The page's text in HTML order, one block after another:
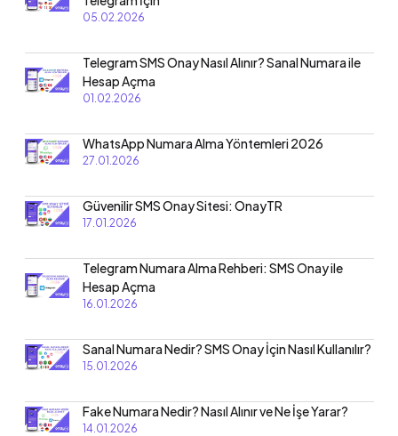
05.02.2026
Telegram SMS Onay Nasıl Alınır? Sanal Numara ile
Hesap Açma
01.02.2026
WhatsApp Numara Alma Yöntemleri 2026
27.01.2026
Güvenilir SMS Onay Sitesi: OnayTR
17.01.2026
Telegram Numara Alma Rehberi: SMS Onay ile
Hesap Açma
16.01.2026
Sanal Numara Nedir? SMS Onay İçin Nasıl Kullanılır?
15.01.2026
Fake Numara Nedir? Nasıl Alınır ve Ne İşe Yarar?
14.01.2026